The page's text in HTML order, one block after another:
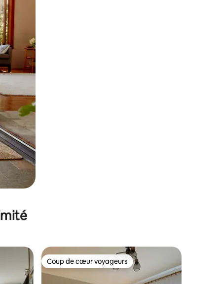
glisser.
Coup de cœur voyageurs
Coup de cœur voyageurs